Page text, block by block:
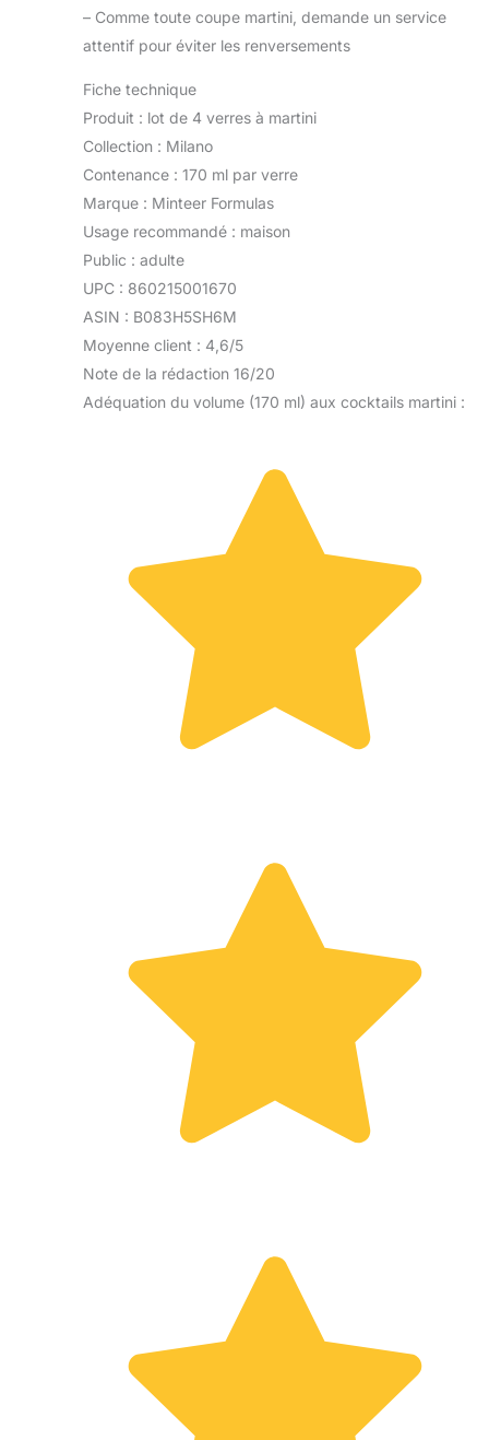
– Comme toute coupe martini, demande un service
attentif pour éviter les renversements
Fiche technique
Produit : lot de 4 verres à martini
Collection : Milano
Contenance : 170 ml par verre
Marque : Minteer Formulas
Usage recommandé : maison
Public : adulte
UPC : 860215001670
ASIN : B083H5SH6M
Moyenne client : 4,6/5
Note de la rédaction 16/20
Adéquation du volume (170 ml) aux cocktails martini :